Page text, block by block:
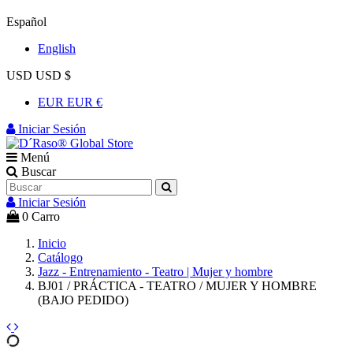
Español
English
USD USD $
EUR EUR €
Iniciar Sesión
Menú
Buscar
Iniciar Sesión
0 Carro
Inicio
Catálogo
Jazz - Entrenamiento - Teatro | Mujer y hombre
BJ01 / PRÁCTICA - TEATRO / MUJER Y HOMBRE
(BAJO PEDIDO)